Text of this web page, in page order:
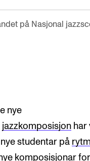
på Nasjonal
nye
jazzkomposisjon har
studentar på
komposisjonar